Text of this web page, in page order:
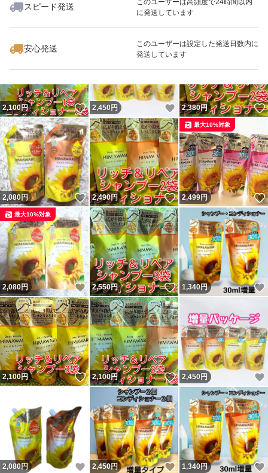
スピード発送
このユーザーは高頻度で24時間以内
に発送しています
安心発送
このユーザーは設定した発送日数内に
発送しています
いいね！
2,450
2,100円 いいね！
2,450 円 いいね！
2,380円
2,080円 いいね！
2,490円 いいね！
2,499円
最大10%対象
2,080円 いいね！
最大10%対象
2,550円 いいね！
1,340円
2,100円 いいね！
2,100円 いいね！
2,450 円
2,080円 いいね！
2,450円 いいね！
1,340円